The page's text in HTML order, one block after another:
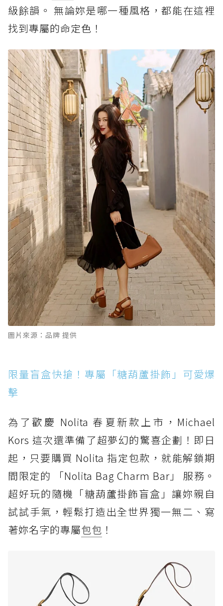
級餘韻。 無論妳是哪一種風格，都能在這裡
找到專屬的命定色！
圖片來源：品牌 提供
限量盲盒快搶！專屬「糖葫蘆掛飾」可愛爆
擊
為了歡慶 Nolita 春夏新款上市，Michael
Kors 這次還準備了超夢幻的驚喜企劃！即日
起，只要購買 Nolita 指定包款，就能解鎖期
間限定的 「Nolita Bag Charm Bar」 服務。
超好玩的隨機「糖葫蘆掛飾盲盒」讓妳親自
試試手氣，輕鬆打造出全世界獨一無二、寫
著妳名字的專屬包包 ！